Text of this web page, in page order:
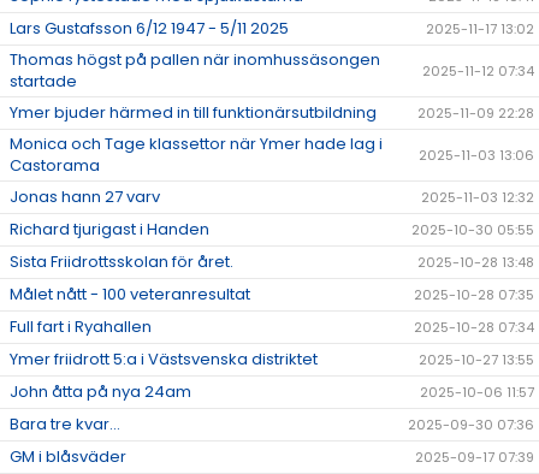
Lars Gustafsson 6/12 1947 - 5/11 2025 2025-11-17 13:02
Thomas högst på pallen när inomhussäsongen
startade
2025-11-12 07:34
Ymer bjuder härmed in till funktionärsutbildning 2025-11-09 22:28
Monica och Tage klassettor när Ymer hade lag i
Castorama
2025-11-03 13:06
Jonas hann 27 varv 2025-11-03 12:32
Richard tjurigast i Handen 2025-10-30 05:55
Sista Friidrottsskolan för året. 2025-10-28 13:48
Målet nått - 100 veteranresultat 2025-10-28 07:35
Full fart i Ryahallen 2025-10-28 07:34
Ymer friidrott 5:a i Västsvenska distriktet 2025-10-27 13:55
John åtta på nya 24am 2025-10-06 11:57
Bara tre kvar... 2025-09-30 07:36
GM i blåsväder 2025-09-17 07:39